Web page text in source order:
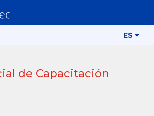
ES
de Capacitación